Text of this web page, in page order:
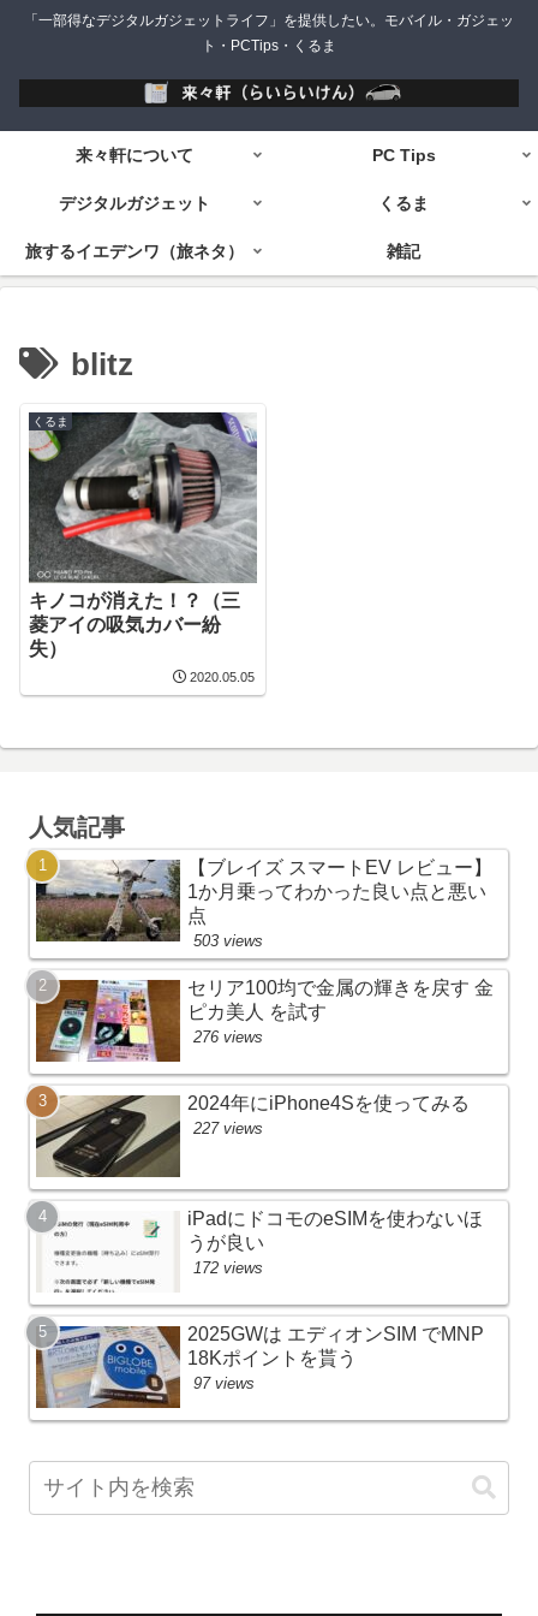
「一部得なデジタルガジェットライフ」を提供したい。モバイル・ガジェッ
ト・PCTips・くるま
来々軒について PC Tips
デジタルガジェット くるま
旅するイエデンワ（旅ネタ） 雑記
blitz
くるま
キノコが消えた！？（三
菱アイの吸気カバー紛
失）
2020.05.05
人気記事
【ブレイズ スマートEV レビュー】
1か月乗ってわかった良い点と悪い
点
503 views
セリア100均で金属の輝きを戻す 金
ピカ美人 を試す
276 views
2024年にiPhone4Sを使ってみる
227 views
iPadにドコモのeSIMを使わないほ
うが良い
172 views
2025GWは エディオンSIM でMNP
18Kポイントを貰う
97 views